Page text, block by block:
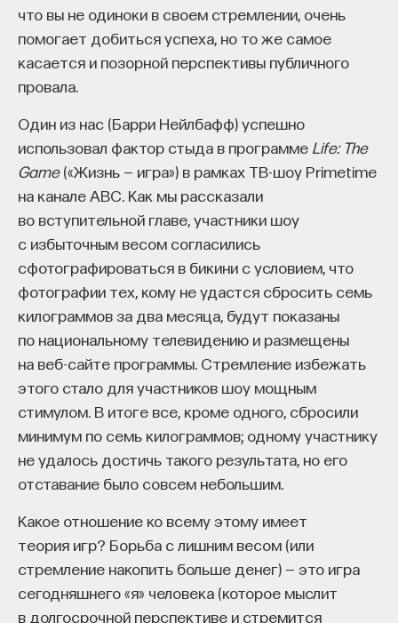
что вы не одиноки в своем стремлении, очень
помогает добиться успеха, но то же самое
касается и позорной перспективы публичного
провала.
Один из нас (Барри Нейлбафф) успешно
использовал фактор стыда в программе Life: The
Game(«Жизнь — игра») в рамках ТВ-шоу Primetime
на канале АВС. Как мы рассказали
во вступительной главе, участники шоу
с избыточным весом согласились
сфотографироваться в бикини с условием, что
фотографии тех, кому не удастся сбросить семь
килограммов за два месяца, будут показаны
по национальному телевидению и размещены
на веб-сайте программы. Стремление избежать
этого стало для участников шоу мощным
стимулом. В итоге все, кроме одного, сбросили
минимум по семь килограммов; одному участнику
не удалось достичь такого результата, но его
отставание было совсем небольшим.
Какое отношение ко всему этому имеет
теория игр? Борьба с лишним весом (или
стремление накопить больше денег) — это игра
сегодняшнего «я» человека (которое мыслит
в долгосрочной перспективе и стремится